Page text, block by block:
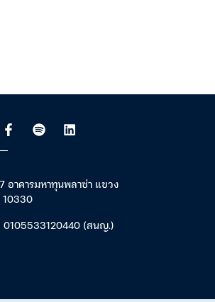
าคารมหาทุนพลาซ่า แขวง
0105533120440 (สนญ.)